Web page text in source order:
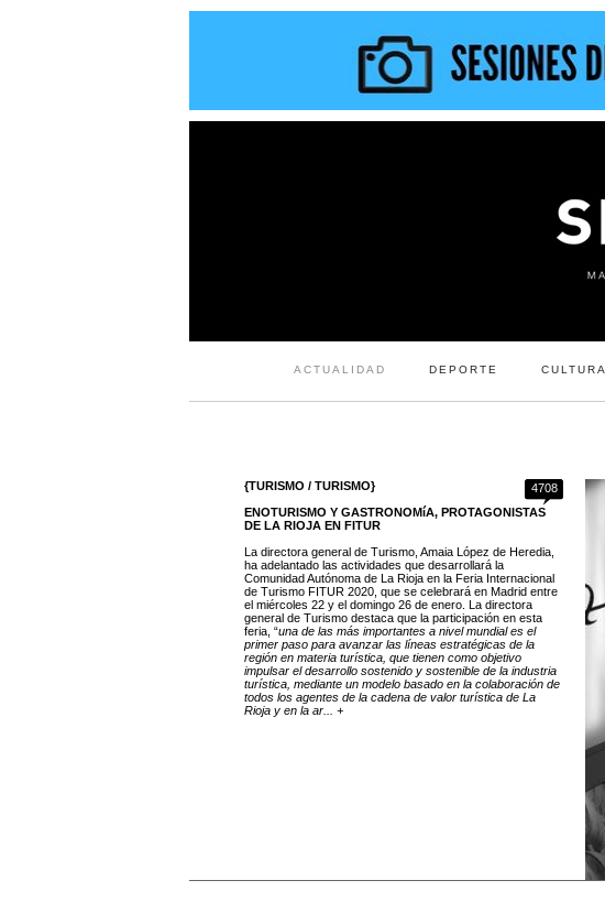
ACTUALIDAD DEPORTE CULTURA
4708
{TURISMO / TURISMO}
ENOTURISMO Y GASTRONOMíA, PROTAGONISTAS
DE LA RIOJA EN FITUR
La directora general de Turismo, Amaia López de Heredia,
ha adelantado las actividades que desarrollará la
Comunidad Autónoma de La Rioja en la Feria Internacional
de Turismo FITUR 2020, que se celebrará en Madrid entre
el miércoles 22 y el domingo 26 de enero. La directora
general de Turismo destaca que la participación en esta
feria, “una de las más importantes a nivel mundial es el
primer paso para avanzar las líneas estratégicas de la
región en materia turística, que tienen como objetivo
impulsar el desarrollo sostenido y sostenible de la industria
turística, mediante un modelo basado en la colaboración de
todos los agentes de la cadena de valor turística de La
Rioja y en la ar... +